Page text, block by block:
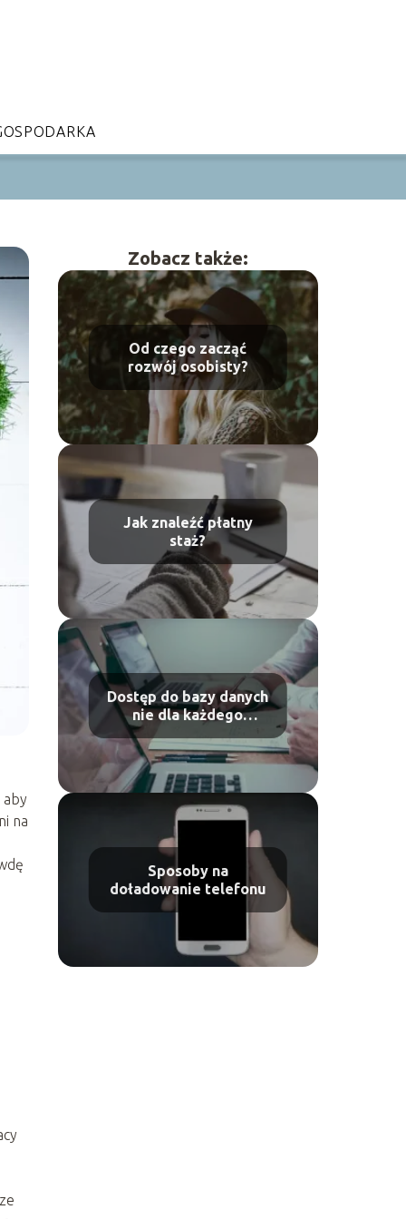
aby
na
Zobacz także:
Od czego zacząć
rozwój osobisty?
Jak znaleźć płatny
staż?
Dostęp do bazy danych
nie dla każdego
pracownika
Sposoby na
doładowanie telefonu